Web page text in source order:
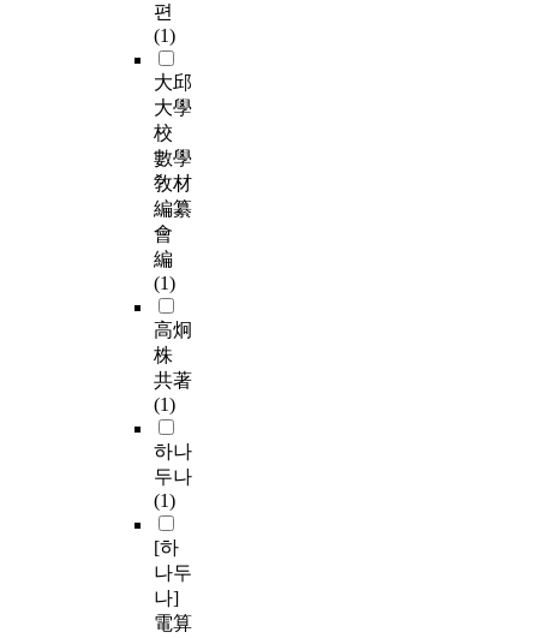
편
(1)
大邱
大學
校
數學
敎材
編纂
會
編
(1)
高炯
株
共著
(1)
하나
두나
(1)
[하
나두
나]
電算